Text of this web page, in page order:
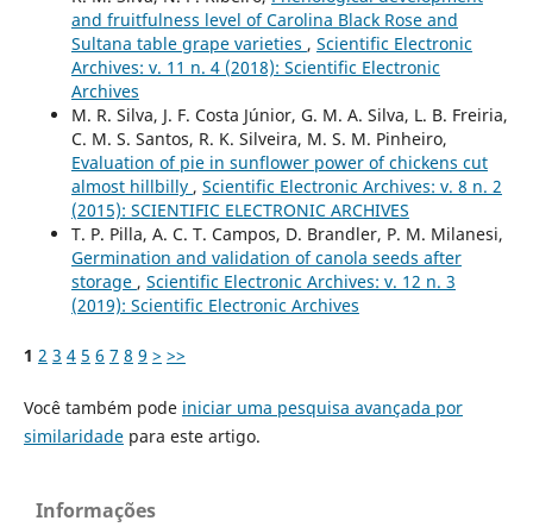
and fruitfulness level of Carolina Black Rose and
Sultana table grape varieties , Scientific Electronic
Archives: v. 11 n. 4 (2018): Scientific Electronic
Archives
M. R. Silva, J. F. Costa Júnior, G. M. A. Silva, L. B. Freiria,
C. M. S. Santos, R. K. Silveira, M. S. M. Pinheiro,
Evaluation of pie in sunflower power of chickens cut
almost hillbilly , Scientific Electronic Archives: v. 8 n. 2
(2015): SCIENTIFIC ELECTRONIC ARCHIVES
T. P. Pilla, A. C. T. Campos, D. Brandler, P. M. Milanesi,
Germination and validation of canola seeds after
storage , Scientific Electronic Archives: v. 12 n. 3
(2019): Scientific Electronic Archives
1 2 3 4 5 6 7 8 9 > >>
Você também pode iniciar uma pesquisa avançada por
similaridadepara este artigo.
Informações